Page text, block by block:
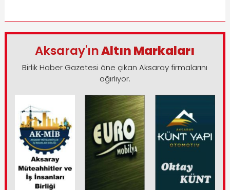
Aksaray'ınAltın Markaları
Birlik Haber Gazetesi öne çıkan Aksaray firmalarını
ağırlıyor.